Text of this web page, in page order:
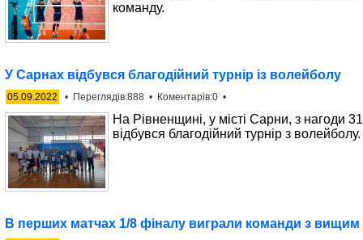
команду.
У Сарнах відбувся благодійний турнір із волейболу
05.09.2022 • Переглядів:888 • Коментарів:0 •
На Рівненщині, у місті Сарни, з нагоди
відбувся благодійний турнір з волейболу.
В перших матчах 1/8 фіналу виграли команди з вищим